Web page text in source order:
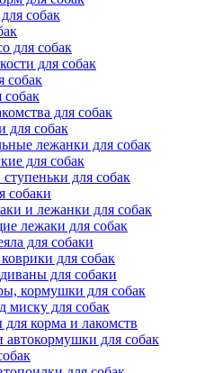
собак
для собак
для собак
собак
собак
для собак
для собак
лежанки для собак
для собак
для собак
собаки
и лежанки для собак
лежаки для собак
для собаки
для собак
для собаки
кормушки для собак
миску для собак
корма и лакомств
для собак